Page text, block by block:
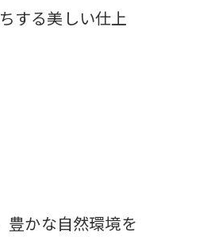
する美しい仕上
豊かな自然環境を